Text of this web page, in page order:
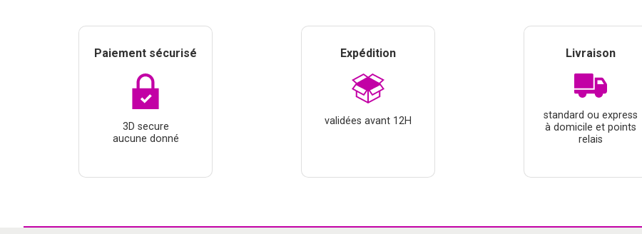
Paiement sécurisé
3D secure
aucune donné
Expédition
validées avant 12H
Livraison
standard ou express
à domicile et points
relais